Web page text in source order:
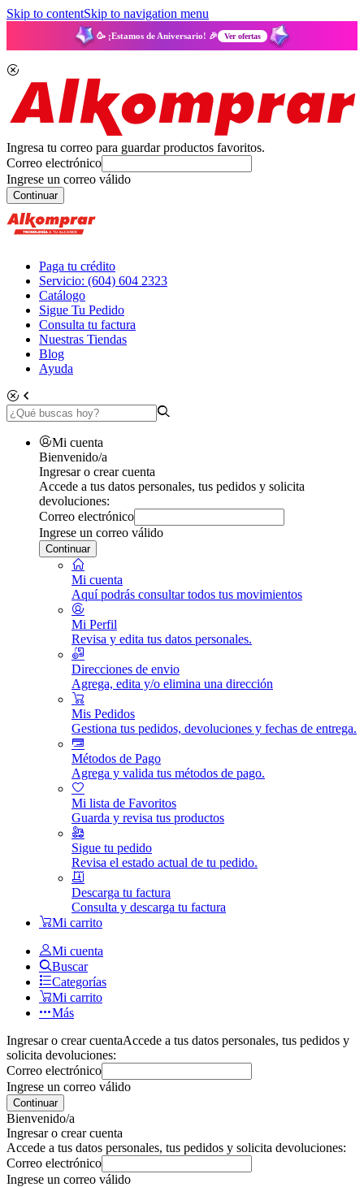
Skip to contentSkip to navigation menu
🥳 ¡Estamos de Aniversario! 🎉 Ver ofertas
Ingresa tu correo para guardar productos favoritos.
Correo electrónico
Ingrese un correo válido
Continuar
Paga tu crédito
Servicio: (604) 604 2323
Catálogo
Sigue Tu Pedido
Consulta tu factura
Nuestras Tiendas
Blog
Ayuda
Mi cuenta
Bienvenido/a
Ingresar o crear cuenta
Accede a tus datos personales, tus pedidos y solicita
devoluciones:
Correo electrónico
Ingrese un correo válido
Continuar
Mi cuenta
Aquí podrás consultar todos tus movimientos
Mi Perfil
Revisa y edita tus datos personales.
Direcciones de envio
Agrega, edita y/o elimina una dirección
Mis Pedidos
Gestiona tus pedidos, devoluciones y fechas de entrega.
Métodos de Pago
Agrega y valida tus métodos de pago.
Mi lista de Favoritos
Guarda y revisa tus productos
Sigue tu pedido
Revisa el estado actual de tu pedido.
Descarga tu factura
Consulta y descarga tu factura
Mi carrito
Mi cuenta
Buscar
Categorías
Mi carrito
Más
Ingresar o crear cuentaAccede a tus datos personales, tus pedidos y
solicita devoluciones:
Correo electrónico
Ingrese un correo válido
Continuar
Bienvenido/a
Ingresar o crear cuenta
Accede a tus datos personales, tus pedidos y solicita devoluciones:
Correo electrónico
Ingrese un correo válido